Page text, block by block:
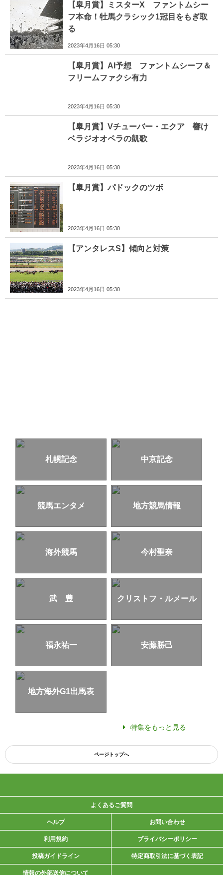
【皐月賞】ミスターX ファントムシー
フ本命！牡馬クラシック1冠目をもぎ取
る
2023年4月16日 05:30
【皐月賞】AI予想 ファントムシーフ＆
フリームファクシ有力
2023年4月16日 05:30
【皐月賞】Vチューバー・エクア 響け
ベラジオオペラの凱歌
2023年4月16日 05:30
【皐月賞】パドックのツボ
2023年4月16日 05:30
【アンタレスS】傾向と対策
2023年4月16日 05:30
札幌記念 中京記念
競馬エンタメ 地方競馬情報
海外競馬 今村聖奈
武 豊 クリストフ・ルメール
福永祐一 安藤勝己
地方海外G1出馬表
特集をもっと見る
ページトップへ
よくあるご質問
ヘルプ お問い合わせ
利用規約 プライバシーポリシー
投稿ガイドライン 特定商取引法に基づく表記
情報の外部送信について